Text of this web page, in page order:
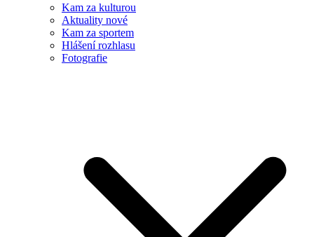
Kam za kulturou
Aktuality nové
Kam za sportem
Hlášení rozhlasu
Fotografie